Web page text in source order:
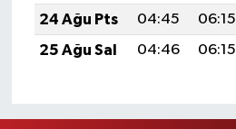
24 Ağu Pts
04:45 06:15
25 Ağu Sal
04:46 06:15